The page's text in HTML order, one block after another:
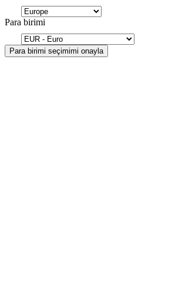
Para birimi
Para birimi seçimimi onayla